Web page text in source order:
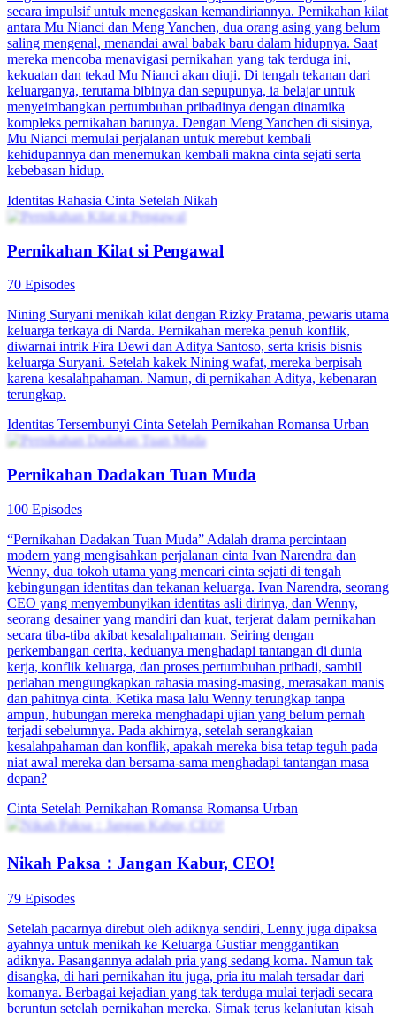
Ternyata Suamiku Seorang Miliarder
80 Episodes
pewaris muda dengan masa depan cerah. Namun, hidupnya berubah
kecelakaan, yang menyebabkan kehancuran keluarganya.
Kehilangan segalanya, Mu Nianci terpaksa tinggal bersama bibinya,
Wang Bifang, dan sepupunya, Wang Xiaoxia. Di lingkungan keras
rumah bibinya, ia harus menghadapi perundungan dan perlakuan
buruk selama bertahun-tahun. Meski menghadapi kesulitan, Mu
Nianci menolak untuk hancur oleh keadaannya. Sebaliknya, semua
itu membentuk dirinya menjadi sosok yang tangguh dan mandiri,
dengan semangat kuat untuk mengekspresikan perasaannya, baik
cinta maupun amarah. Seiring berjalannya waktu, Mu Nianci terus
bekerja keras dan hidup dengan tekad yang besar. Suatu hari,
bibinya, Wang Bifang, berusaha menjodohkannya dengan seorang
pria bernama Meng Jie, yang dianggapnya tidak dapat diterima.
Menolak dipaksa ke dalam pernikahan ini, Mu Nianci membuat
langkah berani dan menikahi seorang pria asing, Meng Yanchen,
secara impulsif untuk menegaskan kemandiriannya. Pernikahan kilat
antara Mu Nianci dan Meng Yanchen, dua orang asing yang belum
saling mengenal, menandai awal babak baru dalam hidupnya. Saat
mereka mencoba menavigasi pernikahan yang tak terduga ini,
keluarganya, terutama bibinya dan sepupunya, ia belajar untuk
menyeimbangkan pertumbuhan pribadinya dengan dinamika
Mu Nianci memulai perjalanan untuk merebut kembali
kehidupannya dan menemukan kembali makna cinta sejati serta
Pernikahan Kilat si Pengawal
70 Episodes